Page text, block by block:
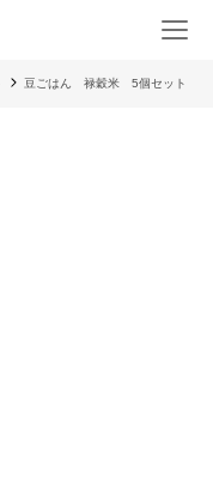
豆ごはん 禄穀米 5個セット